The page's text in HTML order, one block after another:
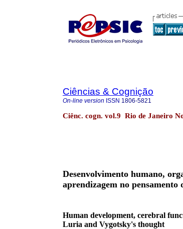
Ciências & Cognição
On-line version ISSN 1806-5821
Ciênc. cogn. vol.9 Rio de Janeiro
Desenvolvimento humano,
aprendizagem no
Human development, cerebral
Luria and Vygotsky's thought